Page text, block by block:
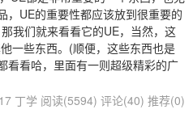
，UE的重要性都应该放到很重要的
我们就来看看它的UE，当然，这
一些东西。(顺便，这些东西也是
看看哈，里面有一则超级精彩的广
丁学 阅读(5594) 评论(40) 推荐(0)